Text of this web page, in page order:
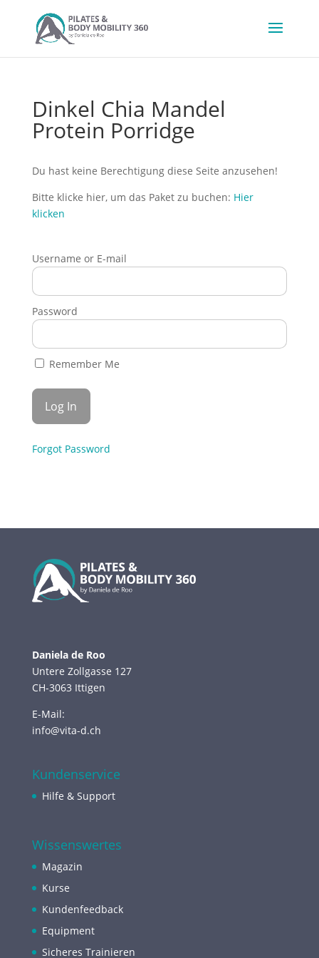
Dinkel Chia Mandel
Protein Porridge
Du hast keine Berechtigung diese Seite anzusehen!
Bitte klicke hier, um das Paket zu buchen: Hier
klicken
Username or E-mail
Password
Remember Me
Forgot Password
Daniela de Roo
Untere Zollgasse 127
CH-3063 Ittigen
E-Mail:
info@vita-d.ch
Kundenservice
Hilfe & Support
Wissenswertes
Magazin
Kurse
Kundenfeedback
Equipment
Sicheres Trainieren